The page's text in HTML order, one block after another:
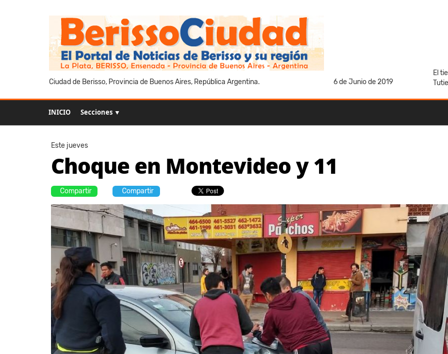
Ciudad de Berisso, Provincia de Buenos Aires, República Argentina. 6 de Junio de 2019
El
INICIO Secciones ▼
Este jueves
Choque en Montevideo y 11
Compartir Compartir